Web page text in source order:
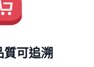
可追溯